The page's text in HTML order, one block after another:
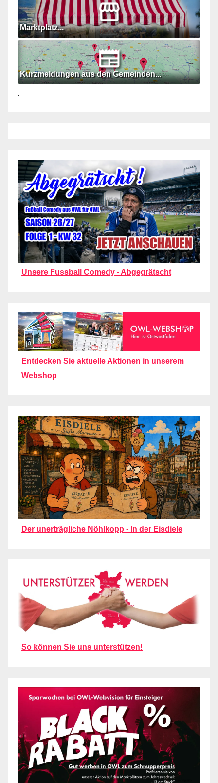
Marktplatz...
Kurzmeldungen aus den Gemeinden...
.
Unsere Fussball Comedy - Abgegrätscht
Entdecken Sie aktuelle Aktionen in unserem
Webshop
Der unerträgliche Nöhlkopp - In der Eisdiele
So können Sie uns unterstützen!